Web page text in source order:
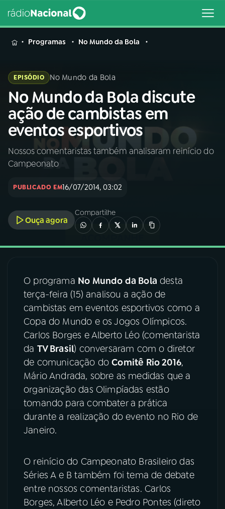
MENU
Buscar
na
Rádio
Nacional
Buscar
AO VIVO
INÍCIO
A RÁDIO
03PROGRAMAÇÃO
04PROGRAMAS
PODCASTS
06VIDEOCASTS
08FESTIVAL DE MÚSICA
YouTube Facebook
Programas No Mundo da Bola
EPISÓDIO No Mundo da Bola
No Mundo da Bola discute
ação de cambistas em
eventos esportivos
Nossos comentaristas também analisaram reinício do
Campeonato
PUBLICADO EM16/07/2014, 03:02
Ouça agora
Compartilhe
O programa No Mundo da Bola desta
terça-feira (15) analisou a ação de
cambistas em eventos esportivos como a
Copa do Mundo e os Jogos Olímpicos.
Carlos Borges e Alberto Léo (comentarista
da TV Brasil) conversaram com o diretor
de comunicação doComitê Rio 2016,
Mário Andrada, sobre as medidas que a
organização das Olimpíadas estão
tomando para combater a prática
durante a realização do evento no Rio de
Janeiro.
O reinício do Campeonato Brasileiro das
Séries A e B também foi tema de debate
entre nossos comentaristas. Carlos
Borges, Alberto Léo e Pedro Pontes (direto